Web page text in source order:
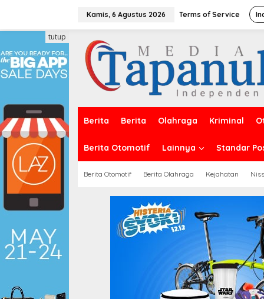
Kamis, 6 Agustus 2026 Terms of Service
Berita Berita Olahraga Kriminal
Berita Otomotif Lainnya Standar
Berita Otomotif Berita Olahraga Kejahatan
tutup